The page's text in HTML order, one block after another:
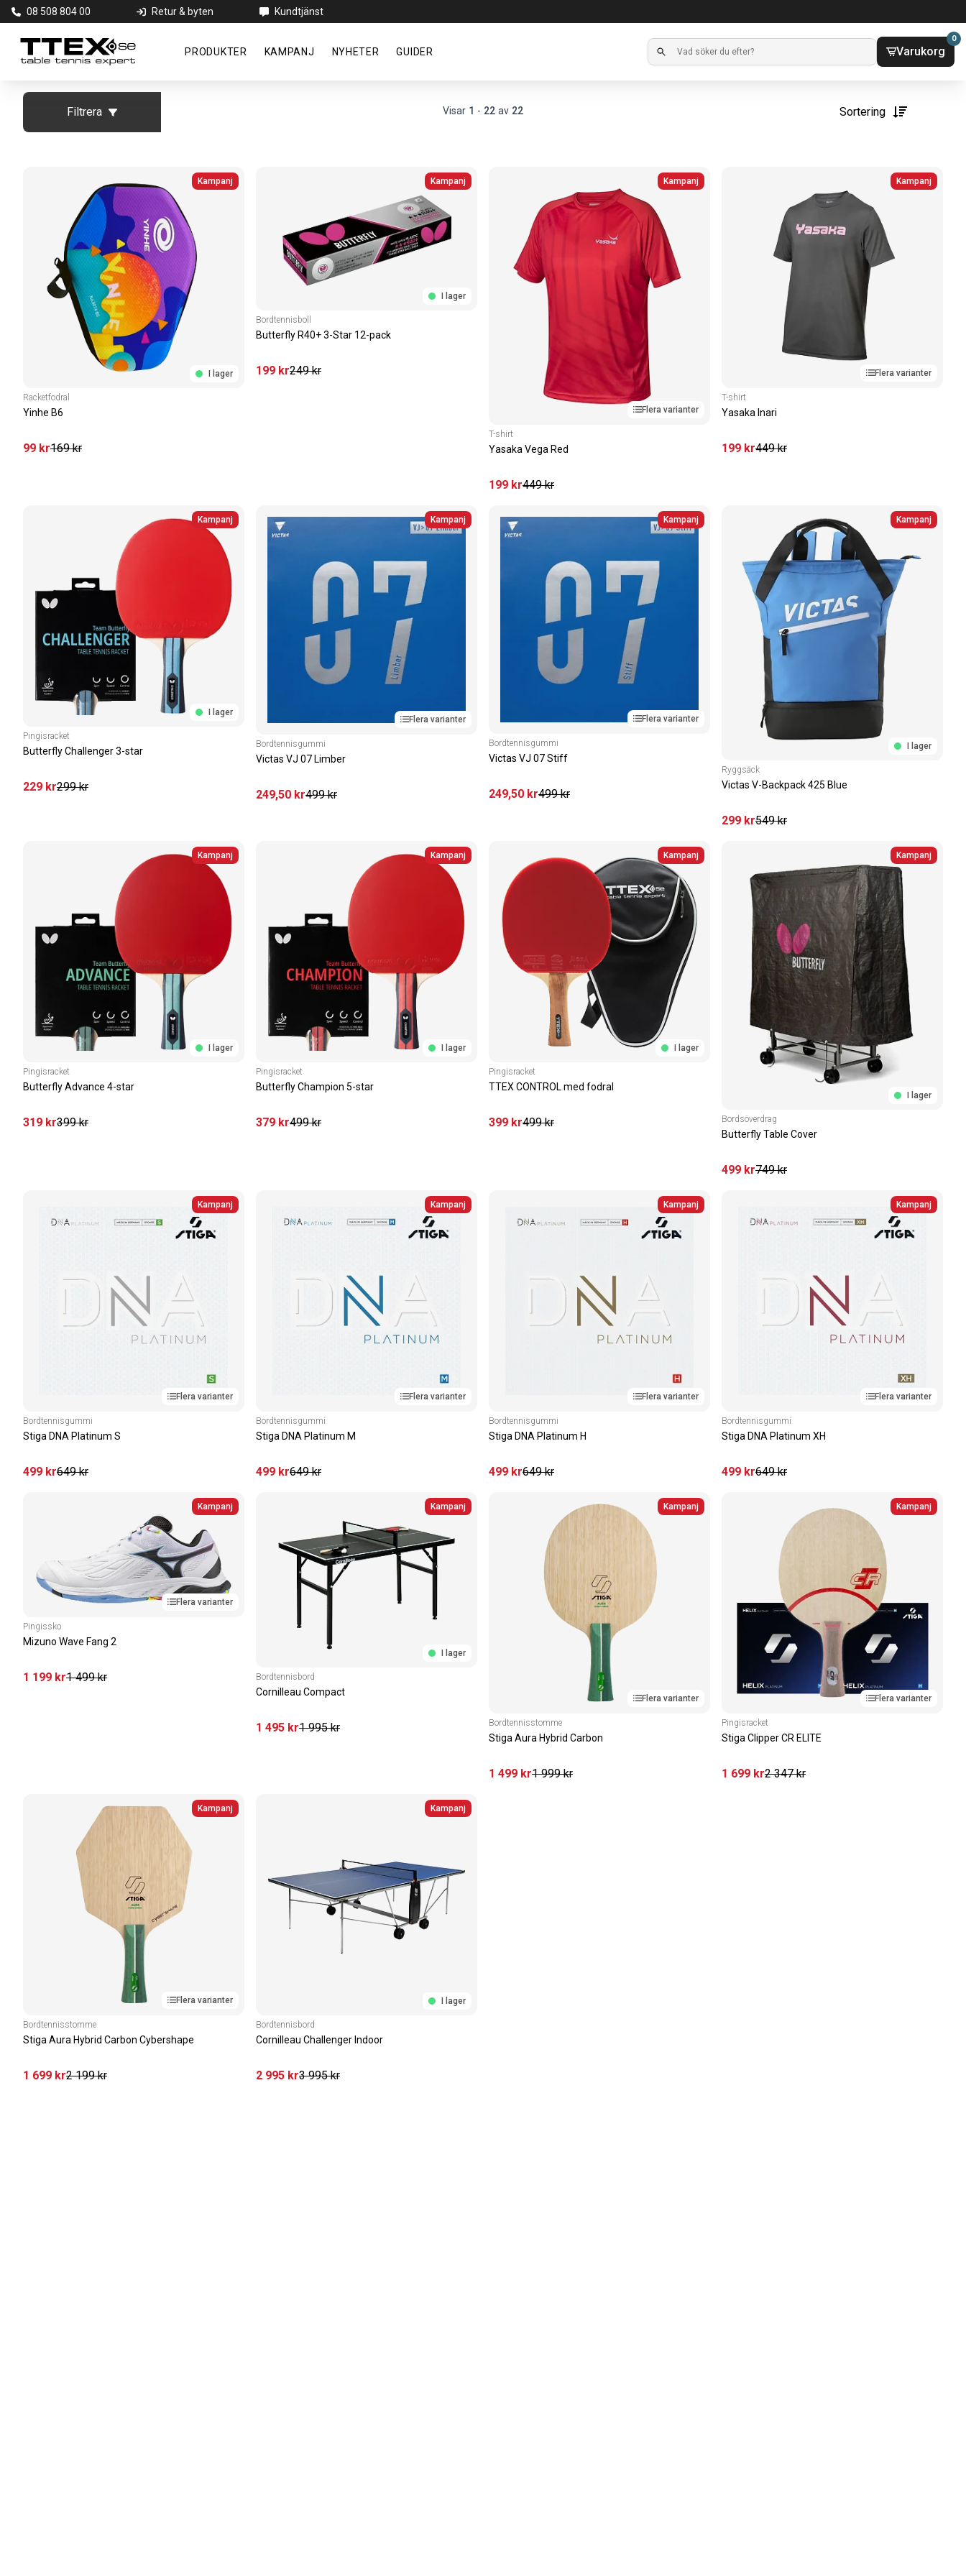
08 508 804 00 Retur & byten Kundtjänst
PRODUKTER KAMPANJ NYHETER GUIDER Varukorg
0
Filtrera Visar 1 - 22 av 22 Sortering
Kampanj
I lager
Racketfodral
Yinhe B6
99 kr169kr
Kampanj
I lager
Bordtennisboll
Butterfly R40+ 3-Star 12-pack
199 kr249kr
Kampanj
Flera varianter
T-shirt
Yasaka Vega Red
199 kr449kr
Kampanj
Flera varianter
T-shirt
Yasaka Inari
199 kr449kr
Kampanj
I lager
Pingisracket
Butterfly Challenger 3-star
229 kr299kr
Kampanj
Flera varianter
Bordtennisgummi
Victas VJ 07 Limber
249,50 kr499kr
Kampanj
Flera varianter
Bordtennisgummi
Victas VJ 07 Stiff
249,50 kr499kr
Kampanj
I lager
Ryggsäck
Victas V-Backpack 425 Blue
299 kr549kr
Kampanj
I lager
Pingisracket
Butterfly Advance 4-star
319 kr399kr
Kampanj
I lager
Pingisracket
Butterfly Champion 5-star
379 kr499kr
Kampanj
I lager
Pingisracket
TTEX CONTROL med fodral
399 kr499kr
Kampanj
I lager
Bordsöverdrag
Butterfly Table Cover
499 kr749kr
Kampanj
Flera varianter
Bordtennisgummi
Stiga DNA Platinum S
499 kr649kr
Kampanj
Flera varianter
Bordtennisgummi
Stiga DNA Platinum M
499 kr649kr
Kampanj
Flera varianter
Bordtennisgummi
Stiga DNA Platinum H
499 kr649kr
Kampanj
Flera varianter
Bordtennisgummi
Stiga DNA Platinum XH
499 kr649kr
Kampanj
Flera varianter
Pingissko
Mizuno Wave Fang 2
1 199 kr1 499kr
Kampanj
I lager
Bordtennisbord
Cornilleau Compact
1 495 kr1 995kr
Kampanj
Flera varianter
Bordtennisstomme
Stiga Aura Hybrid Carbon
1 499 kr1 999kr
Kampanj
Flera varianter
Pingisracket
Stiga Clipper CR ELITE
1 699 kr2 347kr
Kampanj
Flera varianter
Bordtennisstomme
Stiga Aura Hybrid Carbon Cybershape
1 699 kr2 199kr
Kampanj
I lager
Bordtennisbord
Cornilleau Challenger Indoor
2 995 kr3 995kr